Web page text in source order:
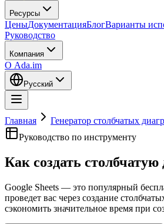
Ресурсы
ЦеныДокументацияБлогВарианты
Руководство
Компания
О Ada.im
Русский
Главная Генератор столбчатых
Руководство по инструменту
Как создать
Google Sheets — это популярный
проведет вас через создание
сэкономить значительное время при